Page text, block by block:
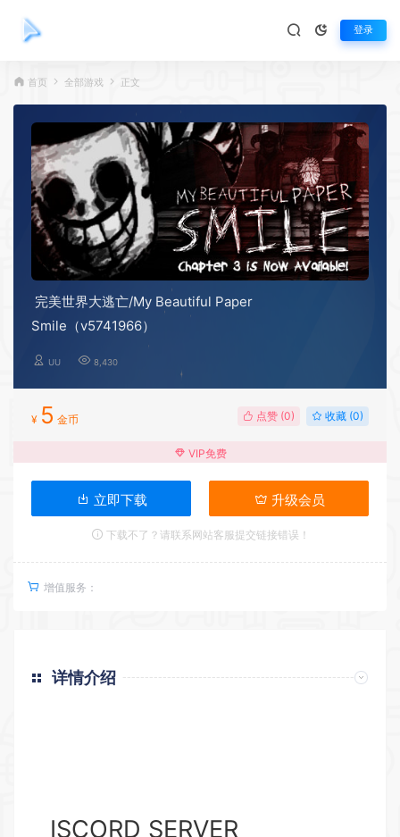
登录
首页 全部游戏 正文
完美世界大逃亡/My Beautiful Paper
Smile（v5741966）
UU 8,430
¥ 5 金币 点赞 (0) 收藏 (0)
VIP免费
立即下载 升级会员
下载不了？请联系网站客服提交链接错误！
增值服务：
详情介绍
ISCORD SERVER